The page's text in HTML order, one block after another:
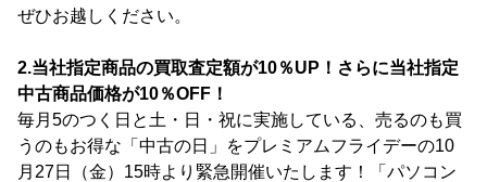
ぜひお越しください。
2.当社指定商品の買取査定額が10％UP！さらに当社指定
中古商品価格が10％OFF！
毎月5のつく日と土・日・祝に実施している、売るのも買
うのもお得な「中古の日」をプレミアムフライデーの10
月27日（金）15時より緊急開催いたします！「パソコン